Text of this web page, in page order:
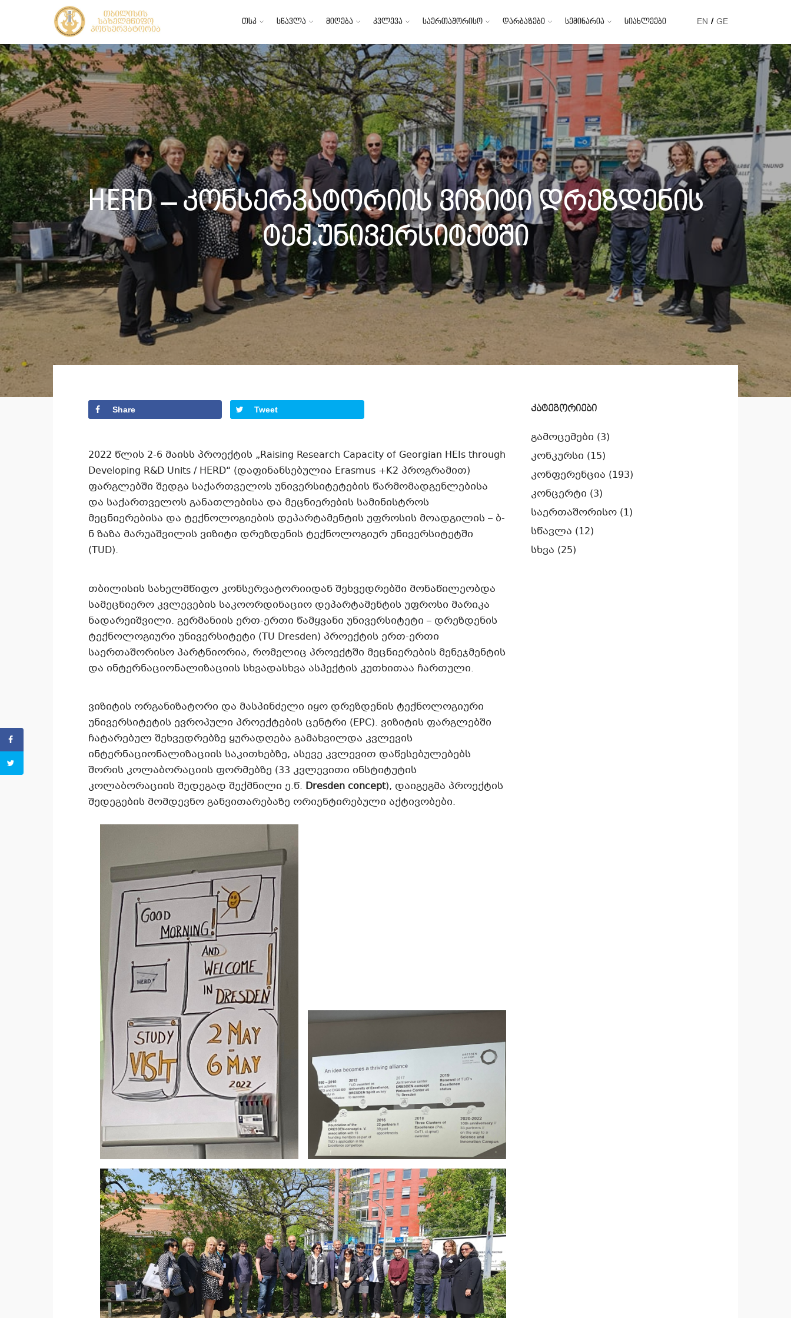
თსკ სწავლა მიღება კვლევა საერთაშორისო დარბაზები სემინარია სიახლეები EN GE
HERD – კონსერვატორიის ვიზიტი დრეზდენის
ტექ.უნივერსიტეტში
Share Tweet
2022 წლის 2-6 მაისს პროექტის „Raising Research Capacity of Georgian HEIs through
Developing R&D Units / HERD“ (დაფინანსებულია Erasmus +K2 პროგრამით)
ფარგლებში შედგა საქართველოს უნივერსიტეტების წარმომადგენლებისა
და საქართველოს განათლებისა და მეცნიერების სამინისტროს
მეცნიერებისა და ტექნოლოგიების დეპარტამენტის უფროსის მოადგილის – ბ-
ნ ზაზა მარუაშვილის ვიზიტი დრეზდენის ტექნოლოგიურ უნივერსიტეტში
(TUD).
თბილისის სახელმწიფო კონსერვატორიიდან შეხვედრებში მონაწილეობდა
სამეცნიერო კვლევების საკოორდინაციო დეპარტამენტის უფროსი მარიკა
ნადარეიშვილი. გერმანიის ერთ-ერთი წამყვანი უნივერსიტეტი – დრეზდენის
ტექნოლოგიური უნივერსიტეტი (TU Dresden) პროექტის ერთ-ერთი
საერთაშორისო პარტნიორია, რომელიც პროექტში მეცნიერების მენეჯმენტის
და ინტერნაციონალიზაციის სხვადასხვა ასპექტის კუთხითაა ჩართული.
ვიზიტის ორგანიზატორი და მასპინძელი იყო დრეზდენის ტექნოლოგიური
უნივერსიტეტის ევროპული პროექტების ცენტრი (EPC). ვიზიტის ფარგლებში
ჩატარებულ შეხვედრებზე ყურადღება გამახვილდა კვლევის
ინტერნაციონალიზაციის საკითხებზე, ასევე კვლევით დაწესებულებებს
შორის კოლაბორაციის ფორმებზე (33 კვლევითი ინსტიტუტის
კოლაბორაციის შედეგად შექმნილი ე.წ. Dresden concept), დაიგეგმა პროექტის
შედეგების მომდევნო განვითარებაზე ორიენტირებული აქტივობები.
კატეგორიები
გამოცემები (3)
კონკურსი (15)
კონფერენცია (193)
კონცერტი (3)
საერთაშორისო(1)
სწავლა (12)
სხვა (25)